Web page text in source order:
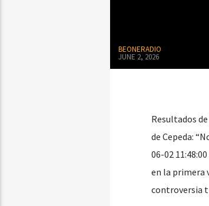
BEONERADIO
JUNE 2, 2026
Resultados
de Cepeda:
06-02
en la primera
controversia